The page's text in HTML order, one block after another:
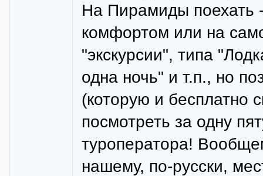
На Пирамиды поехать
комфортом или на
"экскурсии", типа
одна ночь" и т.п., но
(которую и бесплатно
посмотреть за одну
туроператора!
нашему, по-русски,